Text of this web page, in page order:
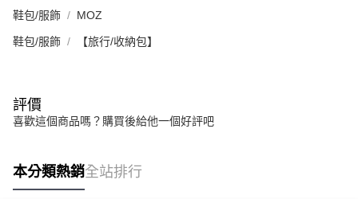
鞋包/服飾 MOZ
鞋包/服飾 【旅行/收納包】
評價
喜歡這個商品嗎？購買後給他一個好評吧
本分類熱銷全站排行